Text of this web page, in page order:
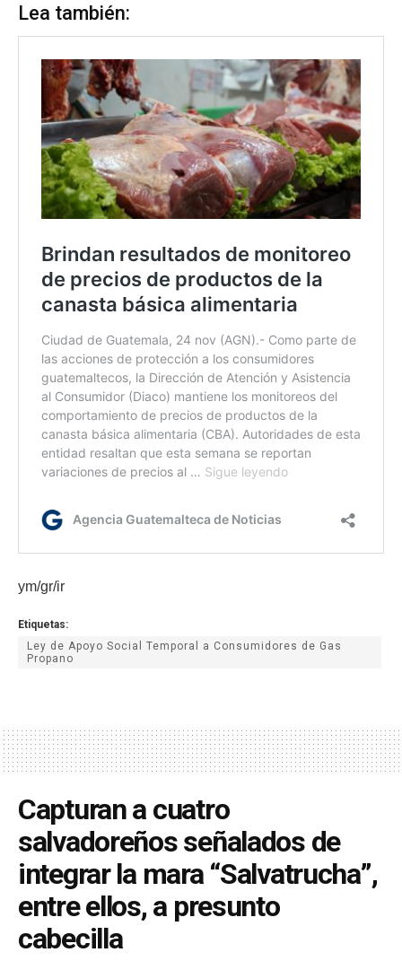
Lea también:
ym/gr/ir
Etiquetas:
Ley de Apoyo Social Temporal a Consumidores de Gas
Propano
Capturan a cuatro
salvadoreños señalados de
integrar la mara “Salvatrucha”,
entre ellos, a presunto
cabecilla